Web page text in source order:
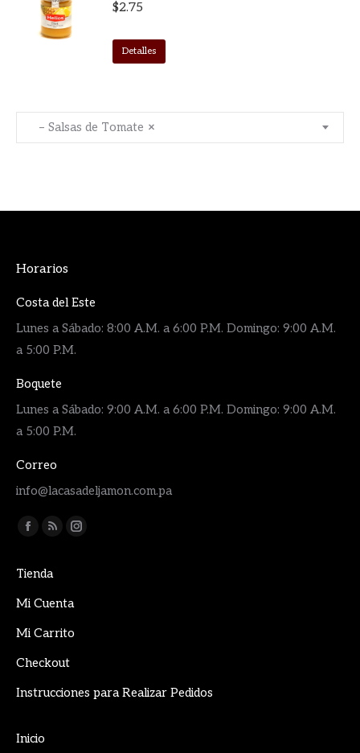
$2.75
Detalles
×
– Salsas de Tomate
Horarios
Costa del Este
Lunes a Sábado: 8:00 A.M. a 6:00 P.M. Domingo: 9:00 A.M.
a 5:00 P.M.
Boquete
Lunes a Sábado: 9:00 A.M. a 6:00 P.M. Domingo: 9:00 A.M.
a 5:00 P.M.
Correo
info@lacasadeljamon.com.pa
Encuéntranos en:
Facebook
opens
in
window
Rss
opens
in
window
Instagram
Tienda
Mi Cuenta
Mi Carrito
Checkout
Instrucciones para Realizar Pedidos
Inicio